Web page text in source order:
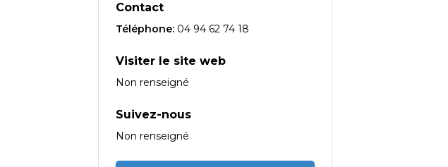
Contact
Téléphone: 04 94 62 74 18
Visiter le site web
Non renseigné
Suivez-nous
Non renseigné